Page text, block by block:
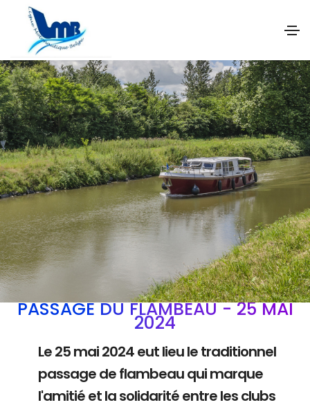
PASSAGE DU FLAMBEAU - 25 MAI
2024
Le 25 mai 2024 eut lieu le traditionnel
passage de flambeau qui marque
l'amitié et la solidarité entre les clubs